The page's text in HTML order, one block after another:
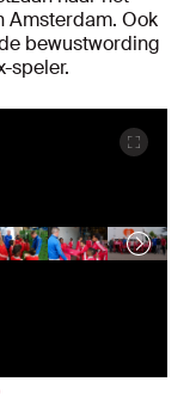
Amsterdam. Ook
bewustwording
speler.